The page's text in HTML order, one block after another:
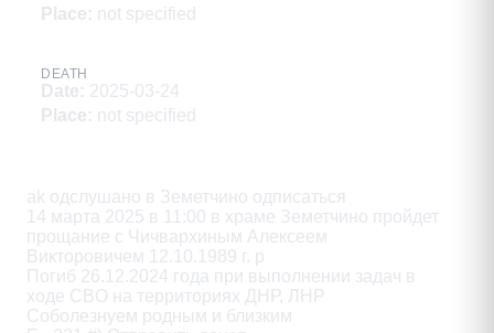
Place: not specified
DEATH
Date: 2025-03-24
Place: not specified
ak одслушано в Земетчино одписаться
14 марта 2025 в 11:00 в храме Земетчино пройдет
прощание с Чичвархиным Алексеем
Викторовичем 12.10.1989 г. р
Погиб 26.12.2024 года при выполнении задач в
ходе CBO на территориях ДНР, ЛНР
Соболезнуем родным и близким